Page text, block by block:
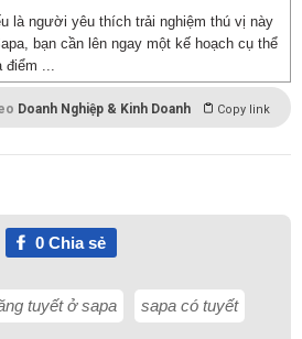
là người yêu thích trải nghiệm thú vị này
bạn cần lên ngay một kế hoạch cụ thể
điểm ...
Doanh Nghiệp & Kinh Doanh Copy link
0Chia sẻ
tuyết ở sapa sapa có tuyết